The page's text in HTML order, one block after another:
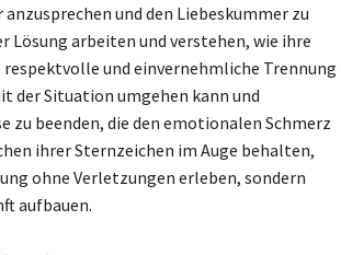
und den Liebeskummer zu
Lösung arbeiten und verstehen, wie ihre
und einvernehmliche Trennung
der Situation umgehen kann und
zu beenden, die den emotionalen Schmerz
ihrer Sternzeichen im Auge behalten,
ohne Verletzungen erleben, sondern
aufbauen.